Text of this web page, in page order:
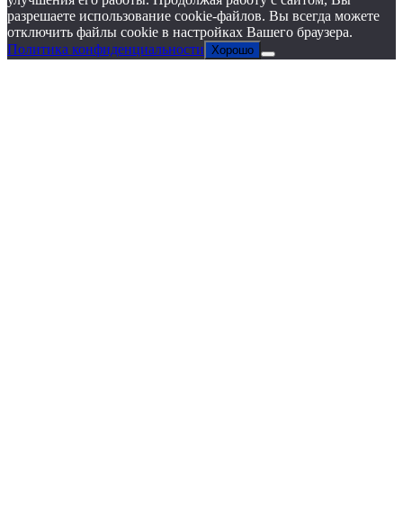
разрешаете использование cookie-файлов. Вы всегда можете
отключить файлы cookie в настройках Вашего браузера.
Политика конфиденциальности Хорошо